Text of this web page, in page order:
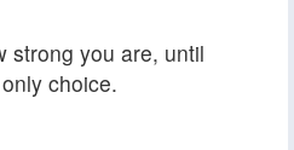
strong you are, until
choice.